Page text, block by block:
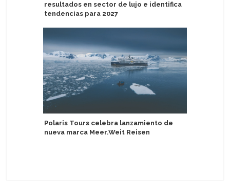
resultados en sector de lujo e identifica
tendencias para 2027
Polaris Tours celebra lanzamiento de
nueva marca Meer.Weit Reisen